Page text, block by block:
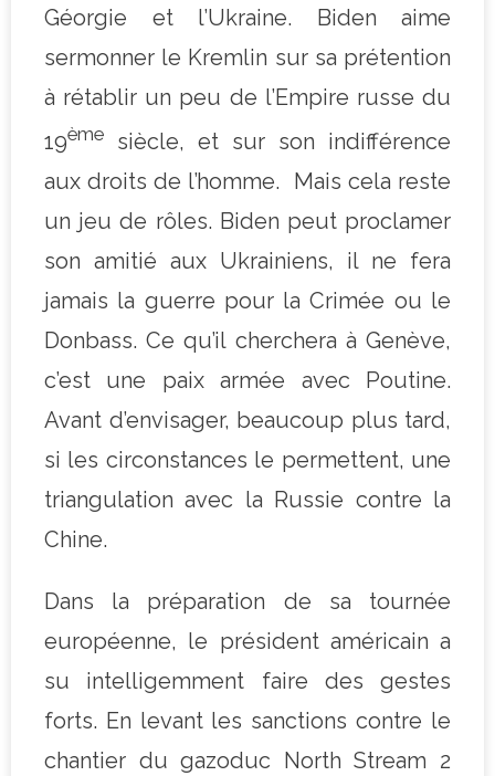
Géorgie et l’Ukraine. Biden aime
sermonner le Kremlin sur sa prétention
à rétablir un peu de l’Empire russe du
19ème siècle, et sur son indifférence
aux droits de l’homme. Mais cela reste
un jeu de rôles. Biden peut proclamer
son amitié aux Ukrainiens, il ne fera
jamais la guerre pour la Crimée ou le
Donbass. Ce qu’il cherchera à Genève,
c’est une paix armée avec Poutine.
Avant d’envisager, beaucoup plus tard,
si les circonstances le permettent, une
triangulation avec la Russie contre la
Chine.
Dans la préparation de sa tournée
européenne, le président américain a
su intelligemment faire des gestes
forts. En levant les sanctions contre le
chantier du gazoduc North Stream 2